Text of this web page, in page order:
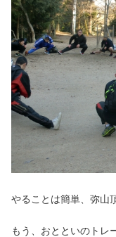
やることは簡単、弥山
もう、おとといのトレ